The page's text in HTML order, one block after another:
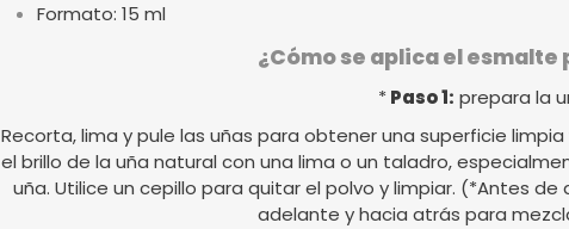
Formato: 15 ml
¿Cómo se aplica el
*Paso 1: prepara la
Recorta, lima y pule las uñas para obtener una superficie
el brillo de la uña natural con una lima o un taladro,
uña. Utilice un cepillo para quitar el polvo y limpiar. (*Antes
adelante y hacia atrás para